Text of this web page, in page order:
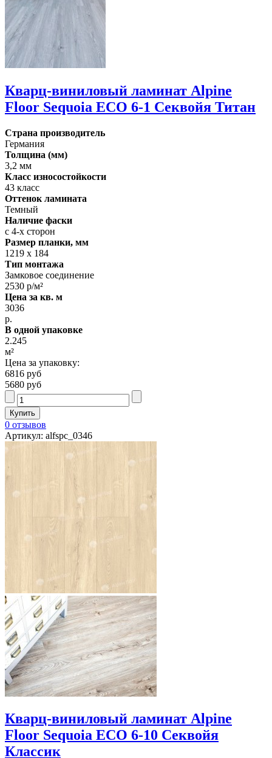
Кварц-виниловый ламинат Alpine
Floor Sequoia ECO 6-1 Секвойя Титан
Страна производитель
Германия
Толщина (мм)
3,2 мм
Класс износостойкости
43 класс
Оттенок ламината
Темный
Наличие фаски
с 4-х сторон
Размер планки, мм
1219 х 184
Тип монтажа
Замковое соединение
2530 р/м²
Цена за кв. м
3036
р.
В одной упаковке
2.245
м²
Цена за упаковку:
6816 руб
5680 руб
0 отзывов
Артикул: alfspc_0346
Кварц-виниловый ламинат Alpine
Floor Sequoia ECO 6-10 Секвойя
Классик